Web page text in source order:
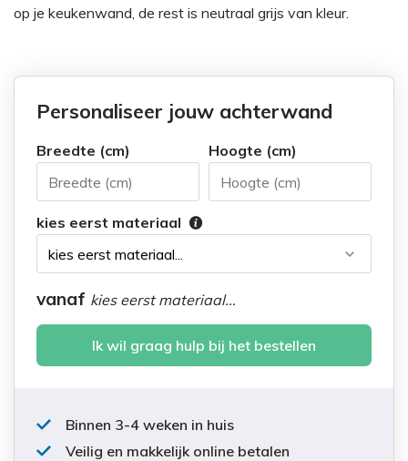
op je keukenwand, de rest is neutraal grijs van kleur.
Personaliseer jouw achterwand
Breedte (cm) Hoogte (cm)
kies eerst materiaal
vanaf kies eerst materiaal...
Ik wil graag hulp bij het bestellen
Binnen 3-4 weken in huis
Veilig en makkelijk online betalen